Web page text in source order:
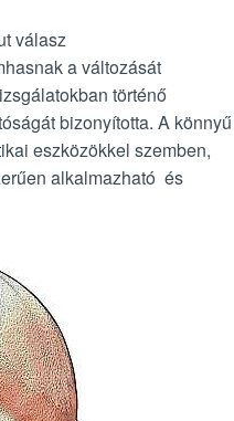
válasz
a változását
történő
bizonyította. A könnyű
eszközökkel szemben,
alkalmazható és